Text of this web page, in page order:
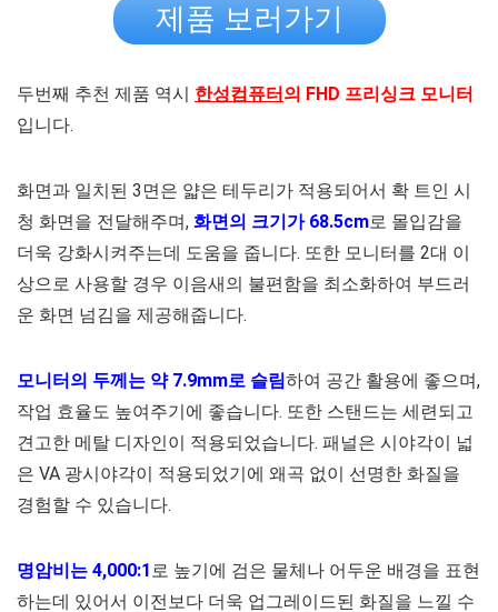
제품 보러가기
두번째 추천 제품 역시 한성컴퓨터의 FHD 프리싱크 모니터
입니다.
화면과 일치된 3면은 얇은 테두리가 적용되어서 확 트인 시
청 화면을 전달해주며, 화면의 크기가 68.5cm로 몰입감을
더욱 강화시켜주는데 도움을 줍니다. 또한 모니터를 2대 이
상으로 사용할 경우 이음새의 불편함을 최소화하여 부드러
운 화면 넘김을 제공해줍니다.
모니터의 두께는 약 7.9mm로 슬림하여 공간 활용에 좋으며,
작업 효율도 높여주기에 좋습니다. 또한 스탠드는 세련되고
견고한 메탈 디자인이 적용되었습니다. 패널은 시야각이 넓
은 VA 광시야각이 적용되었기에 왜곡 없이 선명한 화질을
경험할 수 있습니다.
명암비는 4,000:1로 높기에 검은 물체나 어두운 배경을 표현
하는데 있어서 이전보다 더욱 업그레이드된 화질을 느낄 수